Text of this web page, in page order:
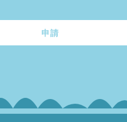
申請